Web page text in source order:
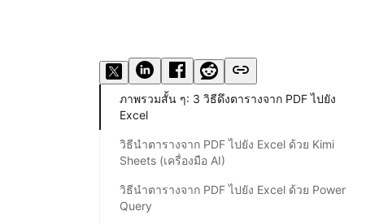
ภาพรวมสั้น ๆ: 3 วิธีดึงตารางจาก PDF ไปยัง
Excel
วิธีนำตารางจาก PDF ไปยัง Excel ด้วย Kimi
Sheets (เครื่องมือ AI)
วิธีนำตารางจาก PDF ไปยัง Excel ด้วย Power
Query